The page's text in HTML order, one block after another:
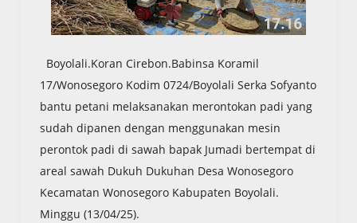
Boyolali.Koran Cirebon.Babinsa Koramil
17/Wonosegoro Kodim 0724/Boyolali Serka Sofyanto
bantu petani melaksanakan merontokan padi yang
sudah dipanen dengan menggunakan mesin
perontok padi di sawah bapak Jumadi bertempat di
areal sawah Dukuh Dukuhan Desa Wonosegoro
Kecamatan Wonosegoro Kabupaten Boyolali.
Minggu (13/04/25).